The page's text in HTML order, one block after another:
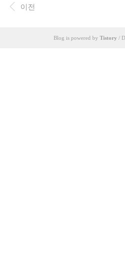
외 시장에서 그 성장세가 두드러지고
오토바이의 등장 배경과 미래 전망을
약할 수 있습니다. 첫째, 환경 규제 강
이전
Blog is powered by Tistory /